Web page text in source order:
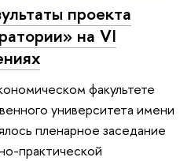
проекта
на VI
факультете
университета имени
пленарное заседание
практической